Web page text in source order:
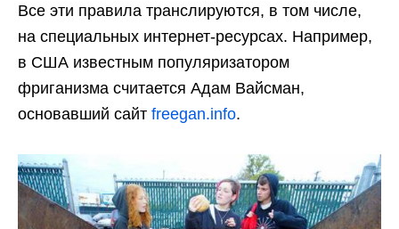
Все эти правила транслируются, в том числе,
на специальных интернет-ресурсах. Например,
в США известным популяризатором
фриганизма считается Адам Вайсман,
основавший сайт freegan.info.